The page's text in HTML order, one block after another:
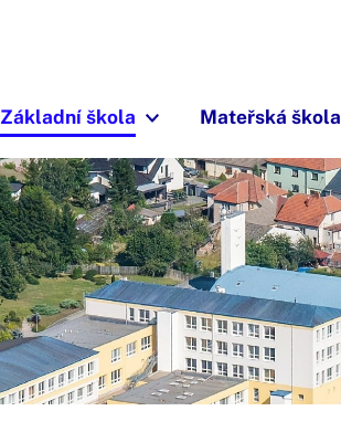
Základní škola Mateřská škola